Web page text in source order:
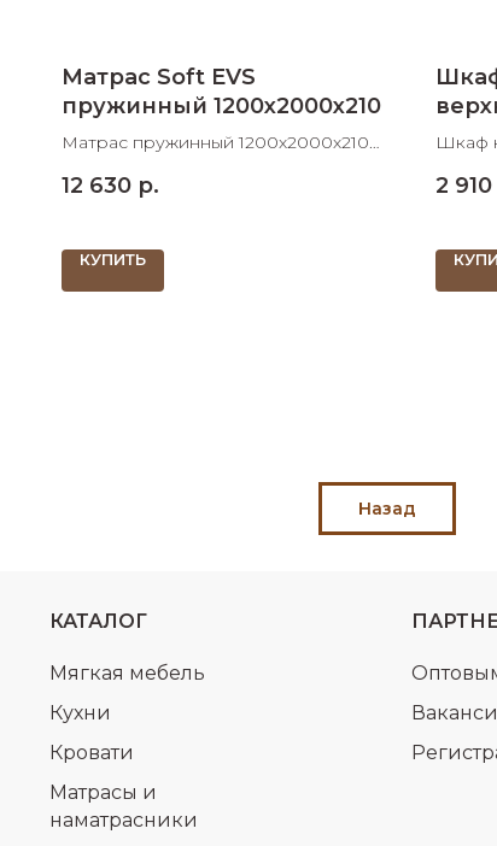
Матрас Soft EVS
пружинный 1200х2000х210
Матрас пружинный 1200х2000х210
12 630 р.
КУПИТЬ
Шкаф
ШхДхВ
2 910
Назад
КАТАЛОГ
Кухни
Мягкая мебель
Кровати
Матрасы и
наматрасники